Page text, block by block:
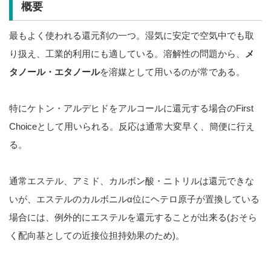
概要
最もよく使われる還元剤の一つ。湿気に安定で空気中でも取
り扱え、工業的利用にも適している。溶解性の問題から、
メ
タノール・エタノールを溶媒として用いるのが常である。
特にケトン・アルデヒドをアルコールに還元する場合のFirst
Choiceとして用いられる。反応は通常大変早く、簡便に行え
る。
通常エステル、アミド、カルボン酸・ニトリルは還元できな
いが、エステルのカルボニルα位にヘテロ原子が置換している
場合には、例外的にエステルを還元することが出来る(おそら
く配向基としての近接位担持効果のため)。